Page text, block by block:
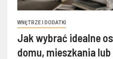
WNĘTRZE I DODATKI
Jak wybrać idealne
domu, mieszkania